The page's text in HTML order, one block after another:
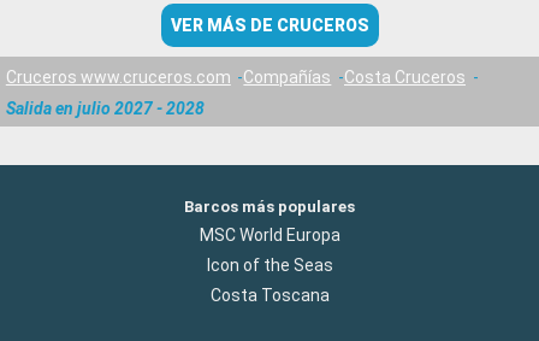
VER MÁS DE CRUCEROS
Cruceros www.cruceros.com Compañías
Costa Cruceros
Salida en julio 2027 - 2028
Barcos más populares
MSC World Europa
Icon of the Seas
Costa Toscana